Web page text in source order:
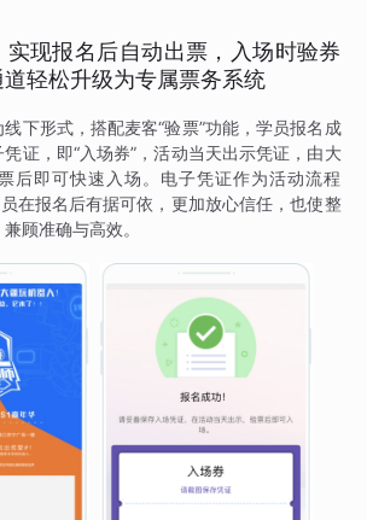
现报名后自动出票，入场时验券
轻松升级为专属票务系统
下形式，搭配麦客“验票”功能，学员报名成
证，即“入场券”，活动当天出示凭证，由大
后即可快速入场。电子凭证作为活动流程
在报名后有据可依，更加放心信任，也使整
顾准确与高效。